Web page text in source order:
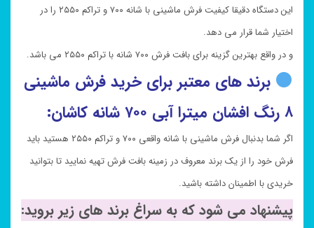
این دستگاه دقیقا کیفیت فرش ماشینی با شانه ۷۰۰ و تراکم ۲۵۵۰ را در
اختیار شما قرار می دهد.
و در واقع بهترین گزینه برای بافت فرش ۷۰۰ شانه با تراکم ۲۵۵۰ می باشد.
برند های معتبر برای خرید فرش ماشینی
۸ رنگ افشان میترا آبی ۷۰۰ شانه کاشان:
اگر شما بدنبال فرش ماشینی با شانه واقعی ۷۰۰ و تراکم ۲۵۵۰ هستید باید
فرش خود را از یک برند معروف در زمینه بافت فرش تهیه نمایید تا بتوانید
خریدی با اطمینان داشته باشید.
پیشنهاد می شود که به سراغ برند های زیر بروید: